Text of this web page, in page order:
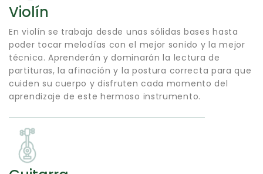
Violín
En violín se trabaja desde unas sólidas bases hasta
poder tocar melodías con el mejor sonido y la mejor
técnica. Aprenderán y dominarán la lectura de
partituras, la afinación y la postura correcta para que
cuiden su cuerpo y disfruten cada momento del
aprendizaje de este hermoso instrumento.